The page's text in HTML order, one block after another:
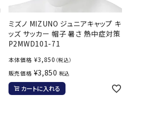
ミズノ MIZUNO ジュニアキャップ キ
ッズ サッカー 帽子 暑さ 熱中症対策
P2MWD101-71
本体価格 ¥3,850 （税込）
販売価格 ¥3,850 税込
カートに入れる